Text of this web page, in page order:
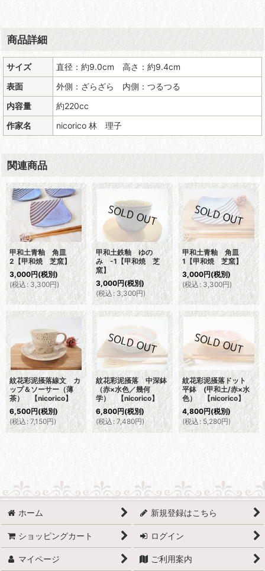
商品詳細
サイズ
直径：約9.0cm 高さ：約9.4cm
表面
外側：ざらざら 内側：つるつる
内容量
約220cc
作家名
nicorico 林 理子
関連商品
甲和土青釉 角皿
2【甲和焼 芝窯】
3,000円(税別)
(税込: 3,300円)
甲和土鉄釉 ゆの
み -1【甲和焼 芝
窯】
3,000円(税別)
(税込 : 3,300円)
甲和土青釉 角皿
1【甲和焼 芝窯】
3,000円(税別)
(税込: 3,300円)
紋花彩泥掻落線文 カ
ップ＆ソーサー（薄
茶） 【nicorico】
6,500円(税別)
(税込 : 7,150円)
紋花彩泥掻落 中深鉢
（赤×水色／幾何
学） 【nicorico】
6,800円(税別)
(税込: 7,480円)
紋花彩泥掻落ドット
平鉢 (甲和土/赤×水
色） 【nicorico】
4,800円(税別)
(税込 : 5,280円)
ホーム 新規登録はこちら
ショッピングカート ログイン
マイページ ご利用案内